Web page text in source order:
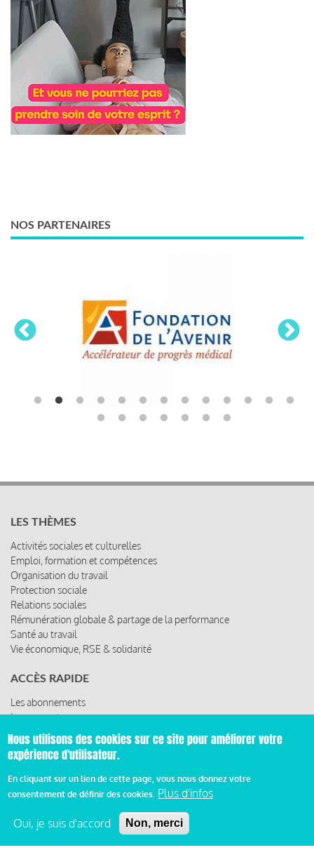
NOS PARTENAIRES
LES THÈMES
Activités sociales et culturelles
Emploi, formation et compétences
Organisation du travail
Protection sociale
Relations sociales
Rémunération globale & partage de la performance
Santé au travail
Vie économique, RSE & solidarité
ACCÈS RAPIDE
Les abonnements
Les rencontres
Les ressources
© 2019 Miroir Social - Réalisé parCafffeine
Pied
Mentions légales et condition générale d’utilisation et
d’abonnement
Nous utilisons des cookies sur ce site pour améliorer votre
expérience d'utilisateur.
En cliquant sur un lien de cette page, vous nous donnez votre
consentement de définir des cookies. Plus d'infos
Oui, je suis d'accord Non, merci